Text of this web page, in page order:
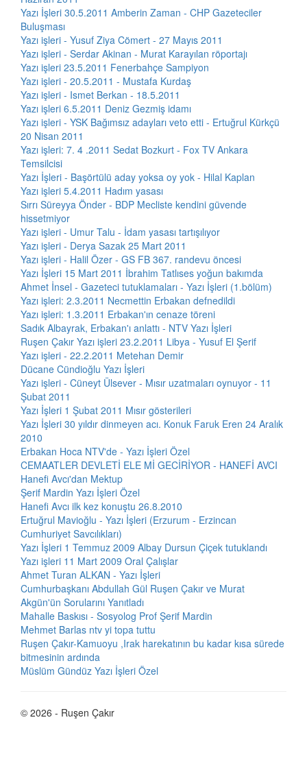
Yazı İşleri 30.5.2011 Amberin Zaman - CHP Gazeteciler
Buluşması
Yazı işleri - Yusuf Ziya Cömert - 27 Mayıs 2011
Yazı işleri - Serdar Akinan - Murat Karayılan röportajı
Yazı işleri 23.5.2011 Fenerbahçe Sampiyon
Yazı işleri - 20.5.2011 - Mustafa Kurdaş
Yazı işleri - Ismet Berkan - 18.5.2011
Yazı işleri 6.5.2011 Deniz Gezmiş idamı
Yazı işleri - YSK Bağımsız adayları veto etti - Ertuğrul Kürkçü
20 Nisan 2011
Yazı işleri: 7. 4 .2011 Sedat Bozkurt - Fox TV Ankara
Temsilcisi
Yazı İşleri - Başörtülü aday yoksa oy yok - Hilal Kaplan
Yazı işleri 5.4.2011 Hadım yasası
Sırrı Süreyya Önder - BDP Mecliste kendini güvende
hissetmiyor
Yazı işleri - Umur Talu - İdam yasası tartışılıyor
Yazı işleri - Derya Sazak 25 Mart 2011
Yazı işleri - Halil Özer - GS FB 367. randevu öncesi
Yazı İşleri 15 Mart 2011 İbrahim Tatlıses yoğun bakımda
Ahmet İnsel - Gazeteci tutuklamaları - Yazı İşleri (1.bölüm)
Yazı işleri: 2.3.2011 Necmettin Erbakan defnedildi
Yazı işleri: 1.3.2011 Erbakan'ın cenaze töreni
Sadık Albayrak, Erbakan'ı anlattı - NTV Yazı İşleri
Ruşen Çakır Yazı işleri 23.2.2011 Libya - Yusuf El Şerif
Yazı işleri - 22.2.2011 Metehan Demir
Dücane Cündioğlu Yazı İşleri
Yazı işleri - Cüneyt Ülsever - Mısır uzatmaları oynuyor - 11
Şubat 2011
Yazı İşleri 1 Şubat 2011 Mısır gösterileri
Yazı İşleri 30 yıldır dinmeyen acı. Konuk Faruk Eren 24 Aralık
2010
Erbakan Hoca NTV'de - Yazı İşleri Özel
CEMAATLER DEVLETİ ELE Mİ GECİRİYOR - HANEFİ AVCI
Hanefi Avcı'dan Mektup
Şerif Mardin Yazı İşleri Özel
Hanefi Avcı ilk kez konuştu 26.8.2010
Ertuğrul Mavioğlu - Yazı İşleri (Erzurum - Erzincan
Cumhuriyet Savcılıkları)
Yazı İşleri 1 Temmuz 2009 Albay Dursun Çiçek tutuklandı
Yazı işleri 11 Mart 2009 Oral Çalışlar
Ahmet Turan ALKAN - Yazı İşleri
Cumhurbaşkanı Abdullah Gül Ruşen Çakır ve Murat
Akgün'ün Sorularını Yanıtladı
Mahalle Baskısı - Sosyolog Prof Şerif Mardin
Mehmet Barlas ntv yi topa tuttu
Ruşen Çakır-Kamuoyu ,Irak harekatının bu kadar kısa sürede
bitmesinin ardında
Müslüm Gündüz Yazı İşleri Özel
© 2026 - Ruşen Çakır